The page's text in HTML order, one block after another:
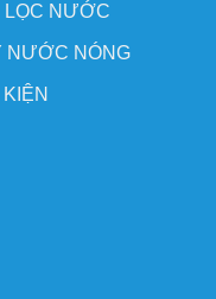
LỌC NƯỚC
NƯỚC NÓNG